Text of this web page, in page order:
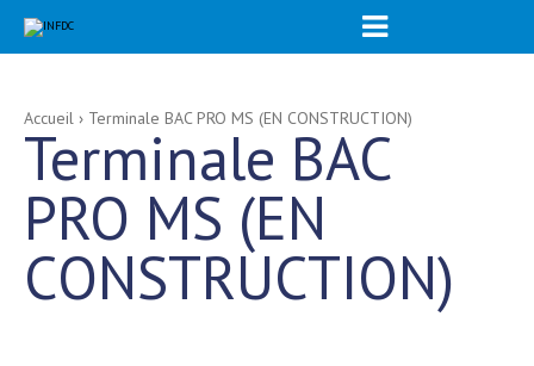

contenu.
navigation
Outils
personnels
Accueil › Terminale BAC PRO MS (EN CONSTRUCTION)
Terminale BAC
PRO MS (EN
CONSTRUCTION)